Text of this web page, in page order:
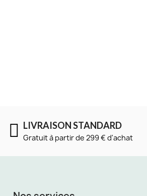
LIVRAISON STANDARD
Gratuit à partir de 299 € d'achat